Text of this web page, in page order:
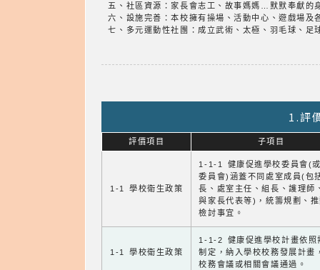
五、社區資源：家長會志工、故事媽媽…默默奉獻的
六、設施完善：本校擁有操場、活動中心、遊戲場
七、多元運動性社團：成立武術、太極、羽毛球、
1.評
評價項目 子項目
1-1 學校衛生政策
1-1-1 健康促進學校委員會(
委員會)涵蓋不同處室成員(包
長、處室主任、組長、護理師
與家長代表等)，統籌規劃、
檢討事宜。
1-1 學校衛生政策
1-1-2 健康促進學校計畫依照
制定，納入學校校務發展計畫
校務會議或相關會議通過。